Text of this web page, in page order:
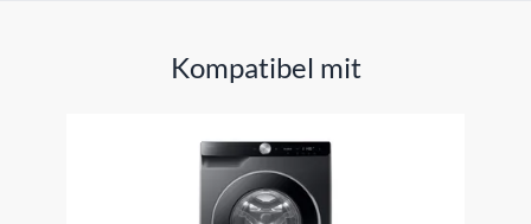
Kompatibel mit